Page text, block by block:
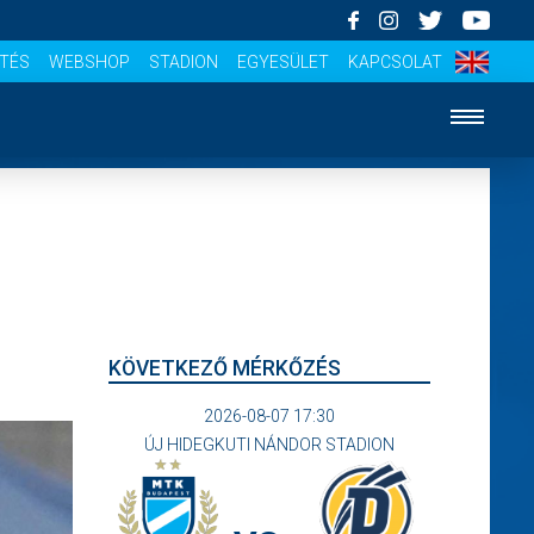
WEBSHOP STADION EGYESÜLET KAPCSOLAT
KÖVETKEZŐ MÉRKŐZÉS
2026-08-07 17:30
ÚJ HIDEGKUTI NÁNDOR STADION